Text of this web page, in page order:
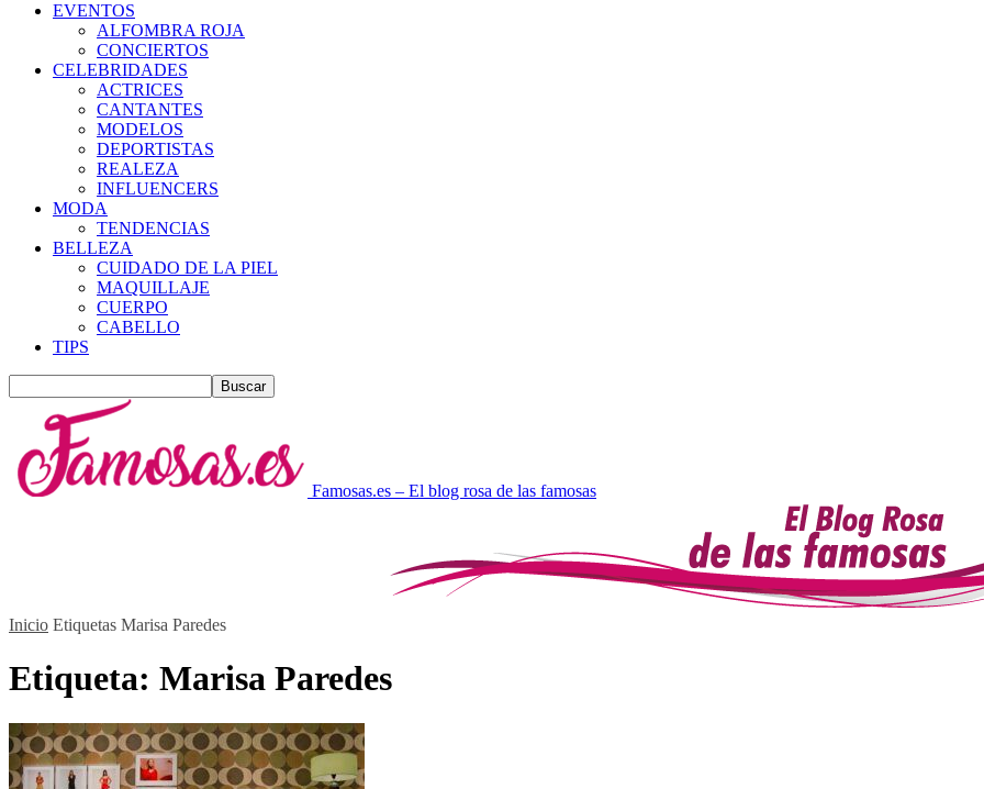
EVENTOS
ALFOMBRA ROJA
CONCIERTOS
CELEBRIDADES
ACTRICES
CANTANTES
MODELOS
DEPORTISTAS
REALEZA
INFLUENCERS
MODA
TENDENCIAS
BELLEZA
CUIDADO DE LA PIEL
MAQUILLAJE
CUERPO
CABELLO
TIPS
Famosas.es – El blog rosa de las famosas
Inicio Etiquetas Marisa Paredes
Etiqueta: Marisa Paredes